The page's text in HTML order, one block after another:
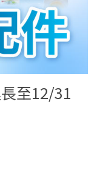
至12/31